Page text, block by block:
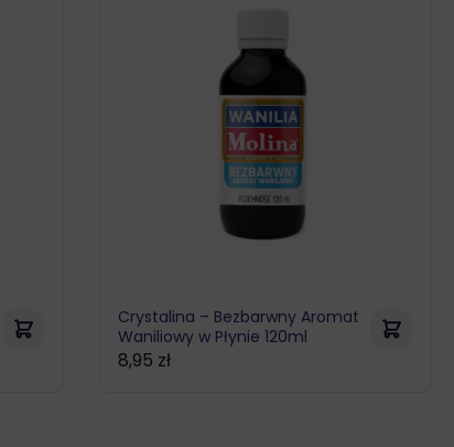
Crystalina – Bezbarwny Aromat
Waniliowy w Płynie 120ml
8,95 zł